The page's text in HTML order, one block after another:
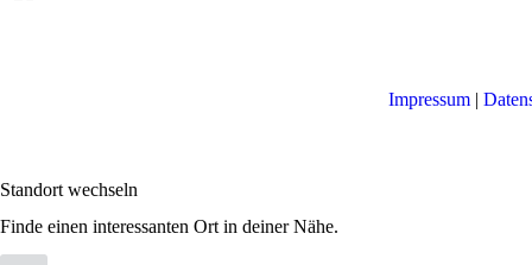
Impressum |
Standort wechseln
Finde einen interessanten Ort in deiner Nähe.